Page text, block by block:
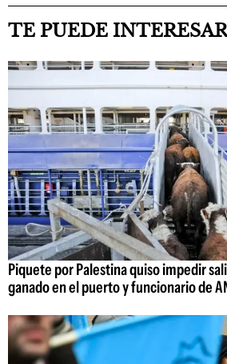
TE PUEDE INTERESAR
Piquete por Palestina quiso impedir
ganado en el puerto y funcionario de